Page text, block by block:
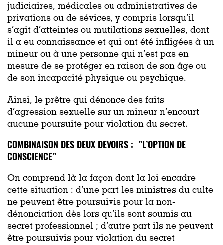
judiciaires, médicales ou administratives de
privations ou de sévices, y compris lorsqu’il
s’agit d’atteintes ou mutilations sexuelles, dont
il a eu connaissance et qui ont été infligées à un
mineur ou à une personne qui n’est pas en
mesure de se protéger en raison de son âge ou
de son incapacité physique ou psychique.
Ainsi, le prêtre qui dénonce des faits
d’agression sexuelle sur un mineur n’encourt
aucune poursuite pour violation du secret.
COMBINAISON DES DEUX DEVOIRS : ”L’OPTION DE
CONSCIENCE”
On comprend là la façon dont la loi encadre
cette situation : d’une part les ministres du culte
ne peuvent être poursuivis pour la non-
dénonciation dès lors qu’ils sont soumis au
secret professionnel ; d’autre part ils ne peuvent
être poursuivis pour violation du secret